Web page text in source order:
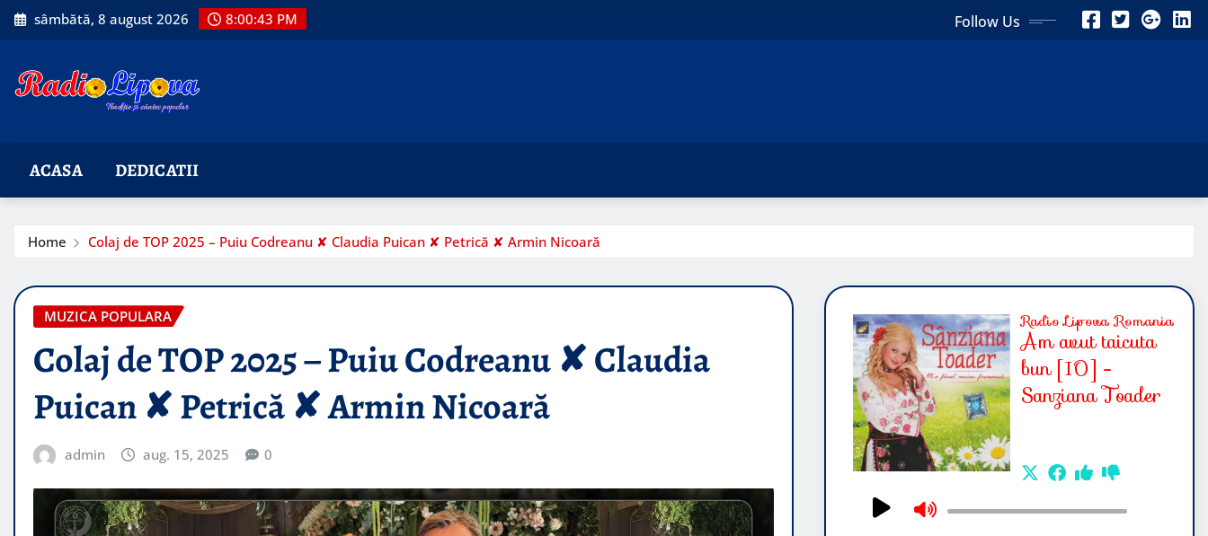
Skip
to
sâmbătă, 8 august 2026 8:00:44 PM Follow Us
ACASA DEDICATII
Home Colaj de TOP 2025 – Puiu Codreanu ✘ Claudia Puican ✘ Petrică ✘ Armin Nicoară
MUZICA POPULARA
Colaj de TOP 2025 – Puiu Codreanu ✘ Claudia
Puican ✘ Petrică ✘ Armin Nicoară
admin aug. 15, 2025 0